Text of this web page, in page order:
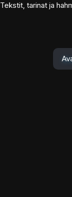
Tekstit, tarinat ja